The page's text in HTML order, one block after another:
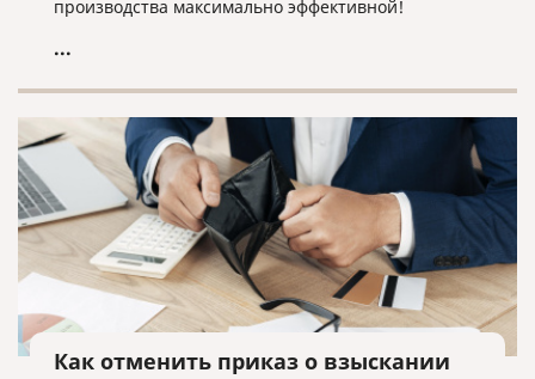
производства максимально эффективной!
...
Как отменить приказ о взыскании